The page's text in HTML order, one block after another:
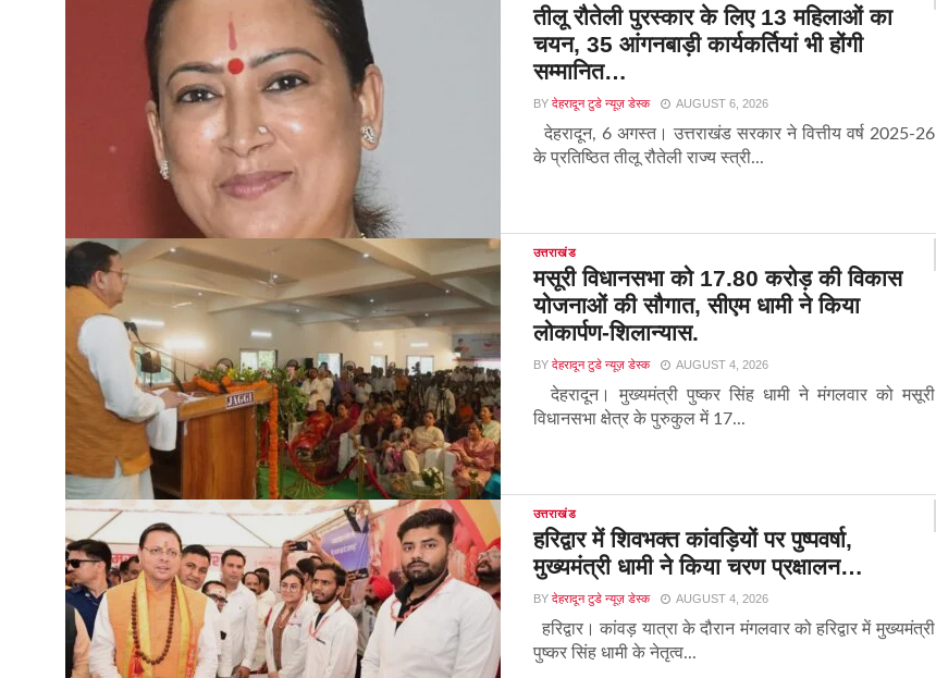
तीलू रौतेली पुरस्कार के लिए 13 महिलाओं का
चयन, 35 आंगनबाड़ी कार्यकर्तियां भी होंगी
सम्मानित…
BY देहरादून टुडे न्यूज़ डेस्क AUGUST 6, 2026
देहरादून, 6 अगस्त। उत्तराखंड सरकार ने वित्तीय वर्ष 2025-26
के प्रतिष्ठित तीलू रौतेली राज्य स्त्री...
उत्तराखंड
मसूरी विधानसभा को 17.80 करोड़ की विकास
योजनाओं की सौगात, सीएम धामी ने किया
लोकार्पण-शिलान्यास.
BY देहरादून टुडे न्यूज़ डेस्क AUGUST 4, 2026
देहरादून। मुख्यमंत्री पुष्कर सिंह धामी ने मंगलवार को मसूरी
विधानसभा क्षेत्र के पुरुकुल में 17...
उत्तराखंड
हरिद्वार में शिवभक्त कांवड़ियों पर पुष्पवर्षा,
मुख्यमंत्री धामी ने किया चरण प्रक्षालन…
BY देहरादून टुडे न्यूज़ डेस्क AUGUST 4, 2026
हरिद्वार। कांवड़ यात्रा के दौरान मंगलवार को हरिद्वार में मुख्यमंत्री
पुष्कर सिंह धामी के नेतृत्व...